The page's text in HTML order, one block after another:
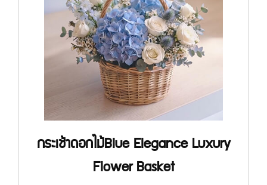
กระเช้าดอกไม้Blue Elegance Luxury
Flower Basket